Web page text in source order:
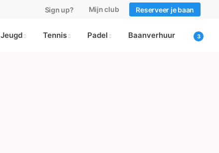
Sign up? Mijn club Reserveer je baan
Jeugd Tennis Padel Baanverhuur